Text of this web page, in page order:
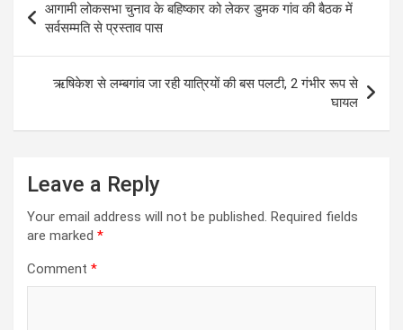
navigation
आगामी लोकसभा चुनाव के बहिष्कार को लेकर डुमक गांव की बैठक में
सर्वसम्मति से प्रस्ताव पास
ऋषिकेश से लम्बगांव जा रही यात्रियों की बस पलटी, 2 गंभीर रूप से
घायल
Leave a Reply
Your email address will not be published. Required fields
are marked *
Comment *